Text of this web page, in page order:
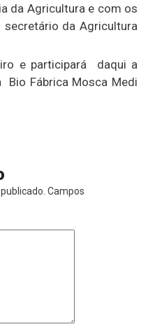
da Agricultura e com os
secretário da Agricultura
e participará daqui a
Bio Fábrica Mosca Medi
Campos